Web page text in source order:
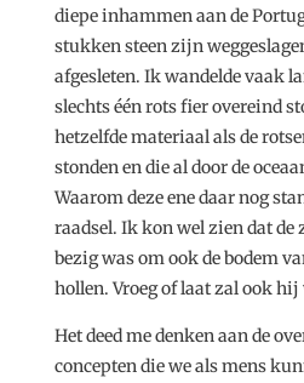
diepe inhammen aan de
stukken steen zijn
afgesleten. Ik wandelde vaak
slechts één rots fier overeind
hetzelfde materiaal als de
stonden en die al door de
Waarom deze ene daar nog
raadsel. Ik kon wel zien dat de
bezig was om ook de bodem
hollen. Vroeg of laat zal ook
Het deed me denken aan de
concepten die we als mens